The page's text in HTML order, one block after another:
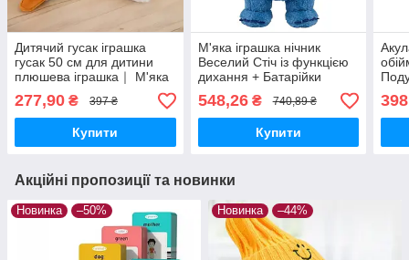
Дитячий гусак іграшка
гусак 50 см для дитини
плюшева іграшка｜ М'яка
іграшка для обіймів
277,90 ₴ 397 ₴
Купити
М'яка іграшка нічник
Веселий Стіч із функцією
дихання + Батарійки
548,26₴ 740,89 ₴
Купити
Акційні пропозиції та новинки
Новинка –50% Новинка –44%